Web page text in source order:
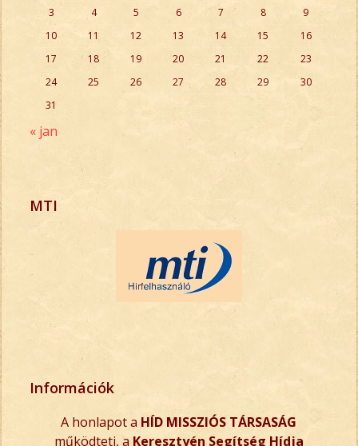
3
4 5 6 7 8
9
10
11 12 13 14 15
16
17
18 19 20 21 22
23
24
25 26 27 28 29
30
31
« jan
MTI
Információk
A honlapot a HÍD MISSZIÓS TÁRSASÁG
működteti, a Keresztyén Segítség Hídja